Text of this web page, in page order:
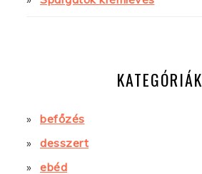
KATEGÓRIÁK
befőzés
desszert
ebéd